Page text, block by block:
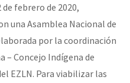
de febrero de 2020,
una Asamblea Nacional de
por la coordinación
– Concejo Indígena de
EZLN. Para viabilizar las